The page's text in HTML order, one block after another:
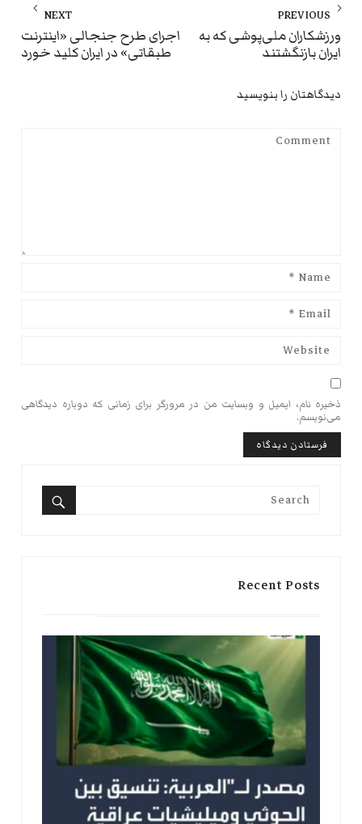
نوشته
PREVIOUS
Previous
post:
ورزشکاران ملی‌پوشی که به
ایران بازنگشتند
NEXT
اجرای طرح جنجالی «اینترنت
طبقاتی» در ایران کلید خورد
دیدگاهتان را بنویسید
ذخیره نام، ایمیل و وبسایت من در مرورگر برای زمانی که دوباره دیدگاهی
می‌نویسم.
Search
Recent Posts